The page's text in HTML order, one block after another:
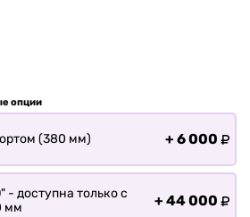
байдарок, каноэ, САП
Запчасти
опции
(380 мм) + 6 000
- доступна только с
мм
+ 44 000